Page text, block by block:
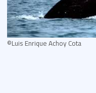
©Luis Enrique Achoy Cota